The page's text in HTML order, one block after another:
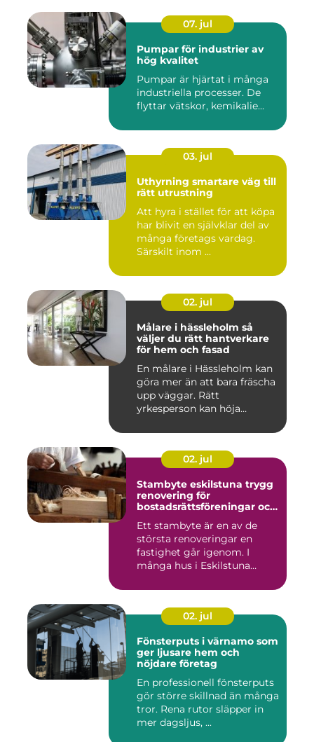
07. jul
Pumpar för industrier av
hög kvalitet
Pumpar är hjärtat i många
industriella processer. De
flyttar vätskor, kemikalie...
03. jul
Uthyrning smartare väg till
rätt utrustning
Att hyra i stället för att köpa
har blivit en självklar del av
många företags vardag.
Särskilt inom ...
02. jul
Målare i hässleholm så
väljer du rätt hantverkare
för hem och fasad
En målare i Hässleholm kan
göra mer än att bara fräscha
upp väggar. Rätt
yrkesperson kan höja
02. jul
Stambyte eskilstuna trygg
renovering för
bostadsrättsföreningar och
Ett stambyte är en av de
största renoveringar en
fastighet går igenom. I
många hus i Eskilstuna
02. jul
Fönsterputs i värnamo som
ger ljusare hem och
nöjdare företag
En professionell fönsterputs
gör större skillnad än många
tror. Rena rutor släpper in
mer dagsljus, ...